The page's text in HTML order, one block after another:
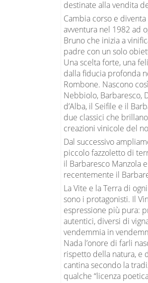
destinate alla vendita
Cambia corso e
avventura nel 1982 ad
Bruno che inizia a
padre con un solo
Una scelta forte, una
dalla fiducia profonda
Rombone. Nascono
Nebbiolo, Barbaresco,
d’Alba, il Seifile e il
due classici che
creazioni vinicole del
Dal successivo
piccolo fazzoletto di
il Barbaresco Manzola
recentemente il
La Vite e la Terra di
sono i protagonisti. Il
espressione più pura:
autentici, diversi di
vendemmia in
Nada l’onore di farli
rispetto della natura, e
cantina secondo la
qualche “licenza